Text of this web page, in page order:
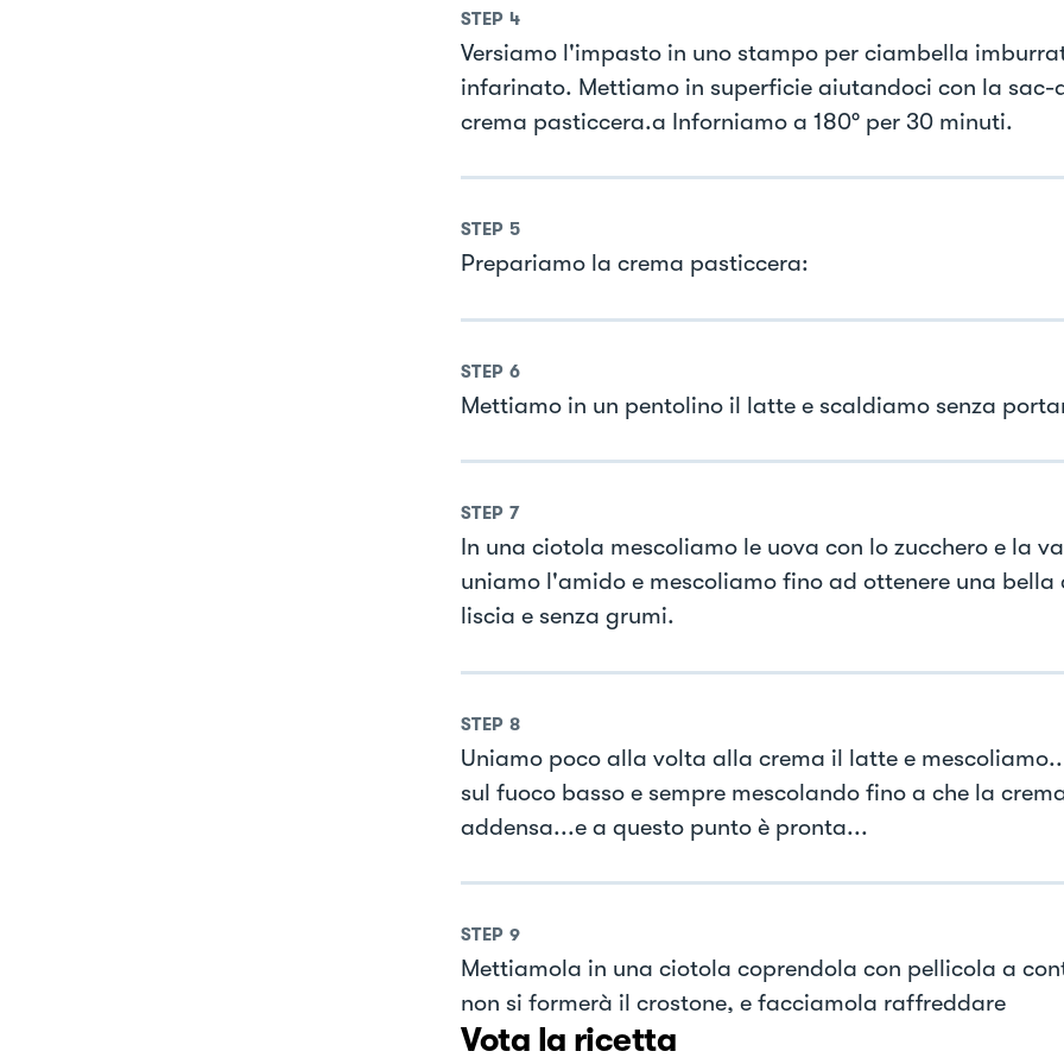
STEP 4
Versiamo l'impasto in uno stampo per ciambella
infarinato. Mettiamo in superficie aiutandoci con la sac-
crema pasticcera.a Inforniamo a 180° per 30 minuti.
STEP 5
Prepariamo la crema pasticcera:
STEP 6
Mettiamo in un pentolino il latte e scaldiamo senza
STEP 7
In una ciotola mescoliamo le uova con lo zucchero e la
uniamo l'amido e mescoliamo fino ad ottenere una bella
liscia e senza grumi.
STEP 8
Uniamo poco alla volta alla crema il latte e
sul fuoco basso e sempre mescolando fino a che la
addensa...e a questo punto è pronta...
STEP 9
Mettiamola in una ciotola coprendola con pellicola a
non si formerà il crostone, e facciamola raffreddare
Vota la ricetta